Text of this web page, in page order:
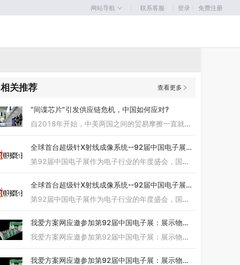
登录 免费注册
网站导航 联系客服
相关推荐 查看更多
“间谍芯片”引发供应链危机，中国如何应对?
自2018年开始，中美两国之间的贸易摩擦一直就没有停歇过。随着美国对华产品加征关税范围不断扩大，中美两国关系愈发紧张。而就在此时，美国彭博社的一篇“间谍芯片”报道，更是火上浇油，给中国电子产业链带来新一轮危机! “间谍芯片”事件不断发酵 11月4日，彭博社发布了一篇题为《TheBigHack:HowChinaUsedaTinyChiptoInfiltrateU.S.Companies》的报道，
全球首台超级针X射线成像系统--92届中国电子展上隆重发布
第92届中国电子展作为电子行业的年度盛会，国家队的代表，将于10月31日到11月2日在上海新国际博览中心举办，集中展示电子元器件、集成电路、电子制造设备、测试测量、军民融合、物联网、汽车电子等。倾力打造从上游基础电子元器件到下游产品应用端的全产业链阵容。本届展会将全面开展，促进所有参展商互通有无、全面交流，最终实现高效合作。 作为中国电子展的明星厂商中国电子科技集团公司第38研究所(中国电科38
全球首台超级针X射线成像系统--92届中国电子展上隆重发布
第92届中国电子展作为电子行业的年度盛会，国家队的代表，将于10月31日到11月2日在上海新国际博览中心举办，集中展示电子元器件、集成电路、电子制造设备、测试测量、军民融合、物联网、汽车电子等。倾力打造从上游基础电子元器件到下游产品应用端的全产业链阵容。本届展会将全面开展，促进所有参展商互通有无、全面交流，最终实现高效合作。 作为中国电子展的明星厂商中国电子科技集团公司第38研究所(中国电科38
我爱方案网应邀参加第92届中国电子展：展示物联网自动化方案!
我爱方案网应邀参加第92届中国电子展：展示物联网自动化方案! 2018年10月31日-11月2日，我爱方案网将受邀参加“2018年第92届中国电子展(CEF上海)”，旨在加强技术方案与市场需求的对接，促进物联网和工业自动化等行业快速有效进行技术采购和电子方案开发外包。 为此，我爱方案网将携手一批从平台上筛选出来的会员服务商在上海新国际博览中心W1馆1B087展位上亮相，重点展示100个用于支撑
我爱方案网应邀参加第92届中国电子展：展示物联网自动化方案!